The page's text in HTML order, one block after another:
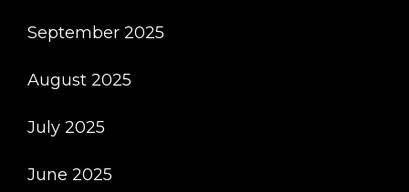
September 2025
August 2025
July 2025
June 2025